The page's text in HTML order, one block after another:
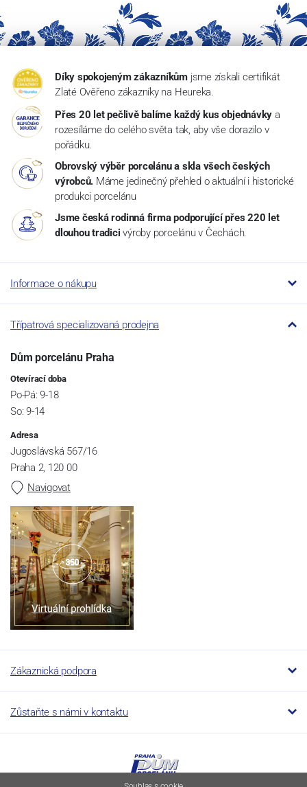
Díky spokojeným zákazníkům jsme získali certifikát
Zlaté Ověřeno zákazníky na Heureka.
Přes 20 let pečlivě balíme každý kus objednávky a
rozesíláme do celého světa tak, aby vše dorazilo v
pořádku.
Obrovský výběr porcelánu a skla všech českých
výrobců. Máme jedinečný přehled o aktuální i historické
produkci porcelánu
Jsme česká rodinná firma podporující přes 220 let
dlouhou tradici výroby porcelánu v Čechách.
Informace o nákupu
Třípatrová specializovaná prodejna
Dům porcelánu Praha
Otevírací doba
Po-Pá: 9-18
So: 9-14
Adresa
Jugoslávská 567/16
Praha 2, 120 00
Navigovat
Zákaznická podpora
Zůstaňte s námi v kontaktu